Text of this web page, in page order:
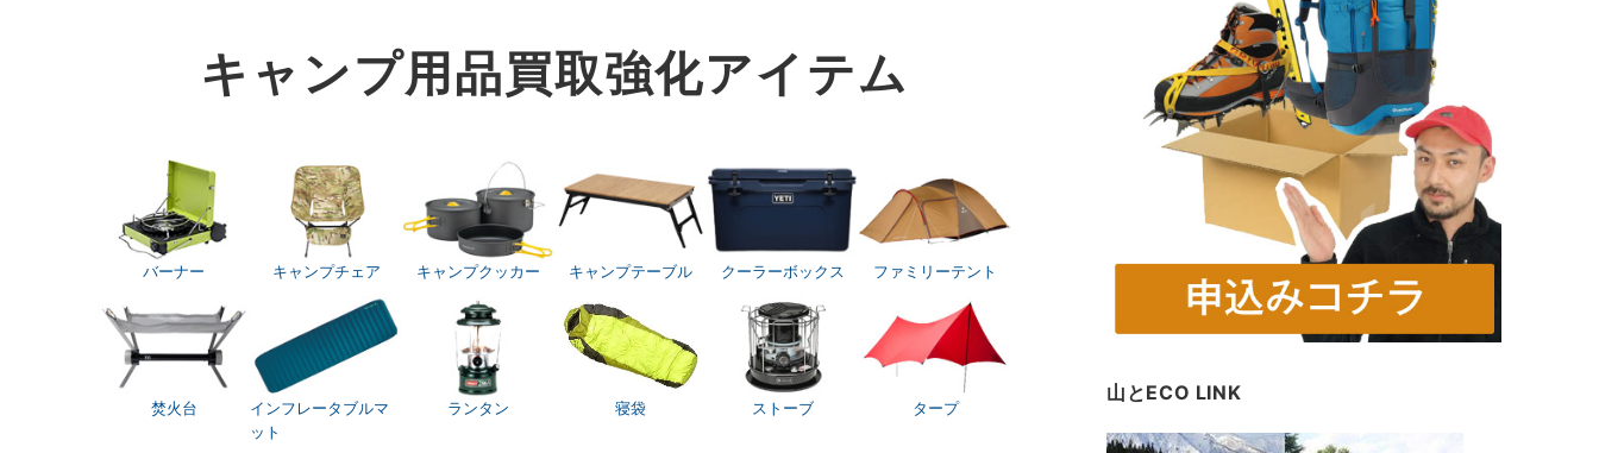
キャンプ用品買取強化アイテム
バーナー キャンプチェア キャンプクッカー キャンプテーブル クーラーボックス ファミリーテント
焚火台
インフレータブルマ
ット
ランタン 寝袋 ストーブ タープ
山とECO LINK